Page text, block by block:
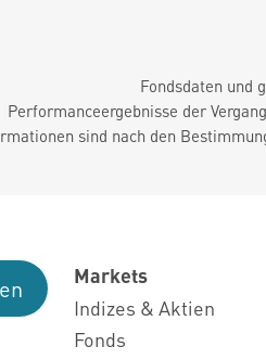
Fondsdaten und
Performanceergebnisse der
sind nach den
Markets
Indizes & Aktien
Fonds